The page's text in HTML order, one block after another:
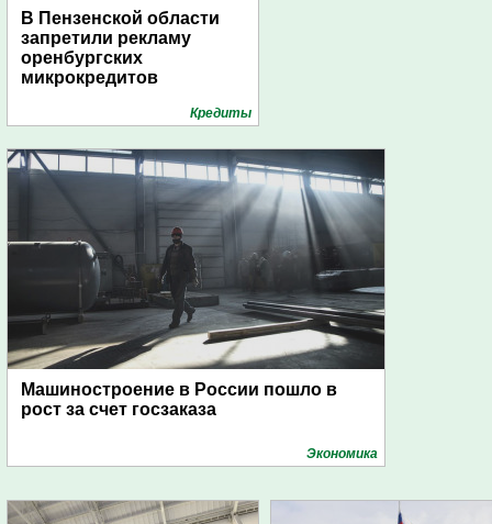
В Пензенской области
запретили рекламу
оренбургских
микрокредитов
Кредиты
Машиностроение в России пошло в
рост за счет госзаказа
Экономика